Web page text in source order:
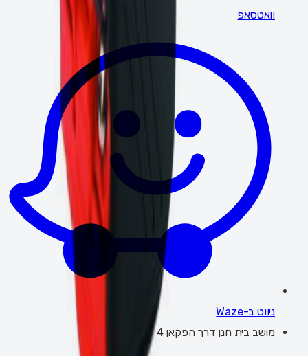
וואטסאפ
ניווט ב-Waze
מושב בית חנן דרך הפקאן 4